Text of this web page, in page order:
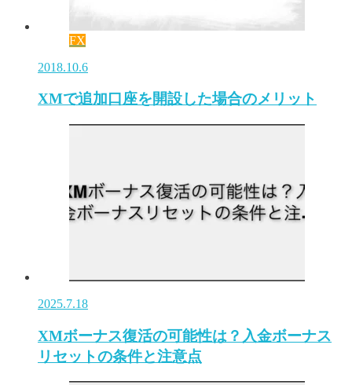
FX
2018.10.6
XMで追加口座を開設した場合のメリット
2025.7.18
XMボーナス復活の可能性は？入金ボーナス
リセットの条件と注意点